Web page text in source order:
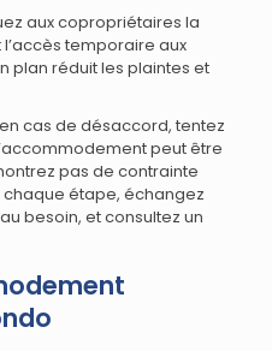
aux copropriétaires la
temporaire aux
plan réduit les plaintes et
cas de désaccord, tentez
peut être
pas de contrainte
étape, échangez
besoin, et consultez un